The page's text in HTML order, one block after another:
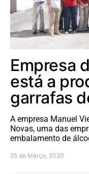
Empresa
está a
garrafas
A empresa Manuel
Novas, uma das
embalamento de
25 de Março, 2020